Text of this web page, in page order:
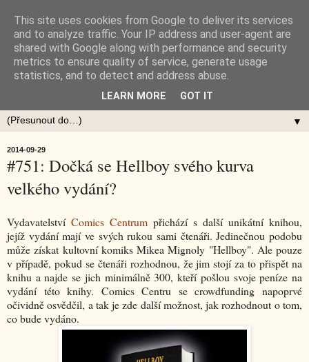
▼
2014-09-29
#751: Dočká se Hellboy svého kurva
velkého vydání?
Vydavatelství Comics Centrum přichází s další unikátní knihou,
jejíž vydání mají ve svých rukou sami čtenáři. Jedinečnou podobu
může získat kultovní komiks Mikea Mignoly "Hellboy". Ale pouze
v případě, pokud se čtenáři rozhodnou, že jim stojí za to přispět na
knihu a najde se jich minimálně 300, kteří pošlou svoje peníze na
vydání této knihy. Comics Centru se crowdfunding napoprvé
očividně osvědčil, a tak je zde další možnost, jak rozhodnout o tom,
co bude vydáno.
This site uses cookies from Google to deliver its services
and to analyze traffic. Your IP address and user-agent are
shared with Google along with performance and security
metrics to ensure quality of service, generate usage
statistics, and to detect and address abuse.
LEARN MORE GOT IT